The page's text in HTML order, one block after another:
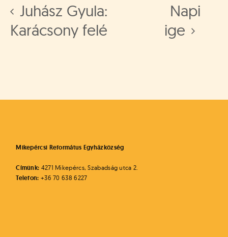
Juhász Gyula:
Karácsony felé
Napi
ige
Mikepércsi Református Egyházközség
Címünk: 4271 Mikepércs, Szabadság utca 2.
Telefon: +36 70 638 6227